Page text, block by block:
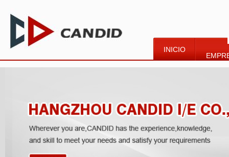
INICIO